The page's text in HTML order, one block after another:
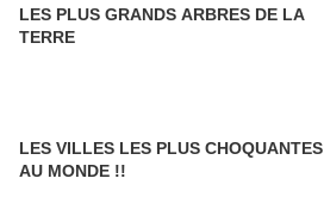
LES PLUS GRANDS ARBRES DE LA
TERRE
LES VILLES LES PLUS CHOQUANTES
AU MONDE !!